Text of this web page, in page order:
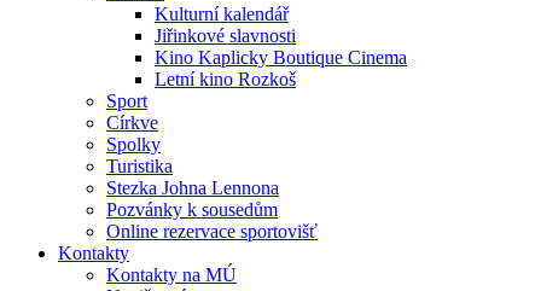
Kulturní kalendář
Jiřinkové slavnosti
Kino Kaplicky Boutique Cinema
Letní kino Rozkoš
Sport
Církve
Spolky
Turistika
Stezka Johna Lennona
Pozvánky k sousedům
Online rezervace sportovišť
Kontakty
Kontakty na MÚ